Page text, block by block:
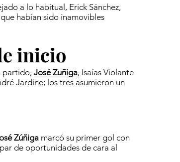
a lo habitual, Erick Sánchez,
habían sido inamovibles
inicio
partido, José Zuñiga, Isaías Violante
Jardine; los tres asumieron un
Zúñiga marcó su primer gol con
de oportunidades de cara al